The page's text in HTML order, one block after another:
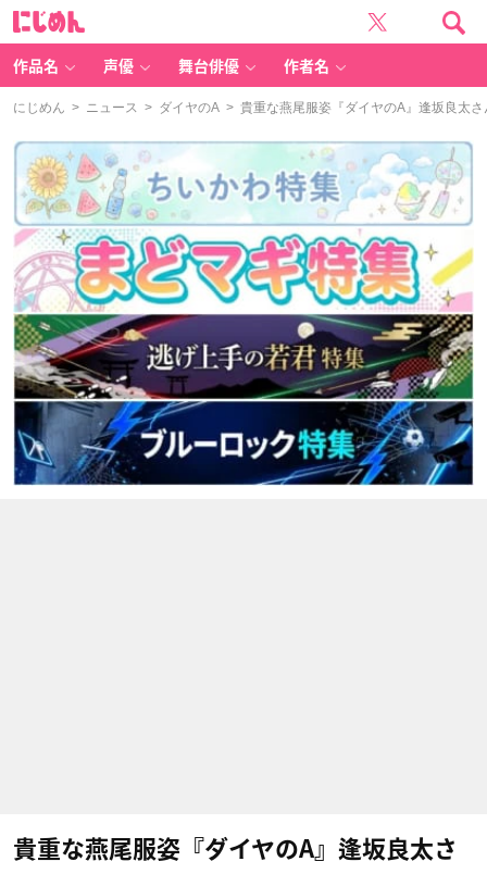
作品名 声優 舞台俳優 作者名
にじめん > ニュース > ダイヤのA > 貴重な燕尾服姿『ダイヤのA』逢坂良太
貴重な燕尾服姿『ダイヤのA』逢坂良太さ